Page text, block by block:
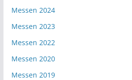
Messen 2024
Messen 2023
Messen 2022
Messen 2020
Messen 2019